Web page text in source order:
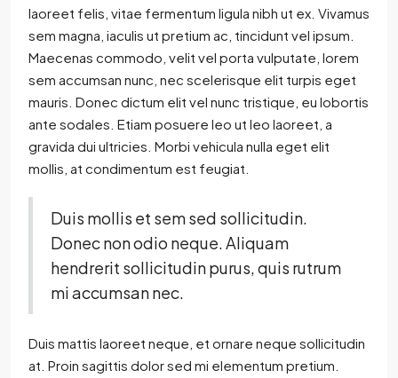
laoreet felis, vitae fermentum ligula nibh ut ex. Vivamus
sem magna, iaculis ut pretium ac, tincidunt vel ipsum.
Maecenas commodo, velit vel porta vulputate, lorem
sem accumsan nunc, nec scelerisque elit turpis eget
mauris. Donec dictum elit vel nunc tristique, eu lobortis
ante sodales. Etiam posuere leo ut leo laoreet, a
gravida dui ultricies. Morbi vehicula nulla eget elit
mollis, at condimentum est feugiat.
Duis mollis et sem sed sollicitudin.
Donec non odio neque. Aliquam
hendrerit sollicitudin purus, quis rutrum
mi accumsan nec.
Duis mattis laoreet neque, et ornare neque sollicitudin
at. Proin sagittis dolor sed mi elementum pretium.